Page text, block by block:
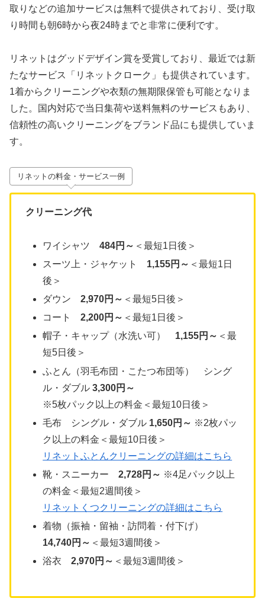
取りなどの追加サービスは無料で提供されており、受け取
り時間も朝6時から夜24時までと非常に便利です。
リネットはグッドデザイン賞を受賞しており、最近では新
たなサービス「リネットクローク」も提供されています。
1着からクリーニングや衣類の無期限保管も可能となりま
した。国内対応で当日集荷や送料無料のサービスもあり、
信頼性の高いクリーニングをブランド品にも提供していま
す。
リネットの料金・サービス一例
クリーニング代
ワイシャツ484円～ ＜最短1日後＞
スーツ上・ジャケット 1,155円～ ＜最短1日
後＞
ダウン2,970円～ ＜最短5日後＞
コート2,200円～ ＜最短1日後＞
帽子・キャップ（水洗い可） 1,155円～ ＜最
短5日後＞
ふとん（羽毛布団・こたつ布団等） シング
ル・ダブル3,300円～
※5枚パック以上の料金＜最短10日後＞
毛布 シングル・ダブル 1,650円～ ※2枚パッ
ク以上の料金＜最短10日後＞
リネットふとんクリーニングの詳細はこちら
靴・スニーカー2,728円～ ※4足パック以上
の料金＜最短2週間後＞
リネットくつクリーニングの詳細はこちら
着物（振袖・留袖・訪問着・付下げ）
14,740円～ ＜最短3週間後＞
浴衣2,970円～ ＜最短3週間後＞